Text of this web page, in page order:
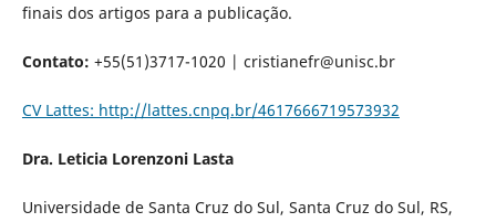
finais dos artigos para a publicação.
Contato: +55(51)3717-1020 | cristianefr@unisc.br
CV Lattes: http://lattes.cnpq.br/4617666719573932
Dra. Leticia Lorenzoni Lasta
Universidade de Santa Cruz do Sul, Santa Cruz do Sul, RS,